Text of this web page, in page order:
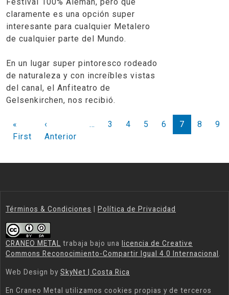
claramente es una opción super
interesante para cualquier Metalero
de cualquier parte del Mundo.
En un lugar super pintoresco rodeado
de naturaleza y con increíbles vistas
del canal, el Anfiteatro de
Gelsenkirchen, nos recibió.
PAGINACIÓN
«
First Primera página
‹
Anterior
… 3 4 5 6 7 8 9
Términos & Condiciones | Política de Privacidad
CRANEO METAL trabaja bajo una licencia de Creative
Commons Reconocimiento-Compartir Igual 4.0 Internacional
Web Design by SkyNet | Costa Rica
En Craneo Metal utilizamos cookies propias y de terceros